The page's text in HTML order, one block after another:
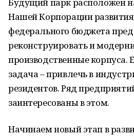
Нашей Корпорации развития
федерального бюджета
реконструировать и
производственные
задача – привлечь в
резидентов. Ряд
заинтересованы в этом.
Начинаем новый этап в